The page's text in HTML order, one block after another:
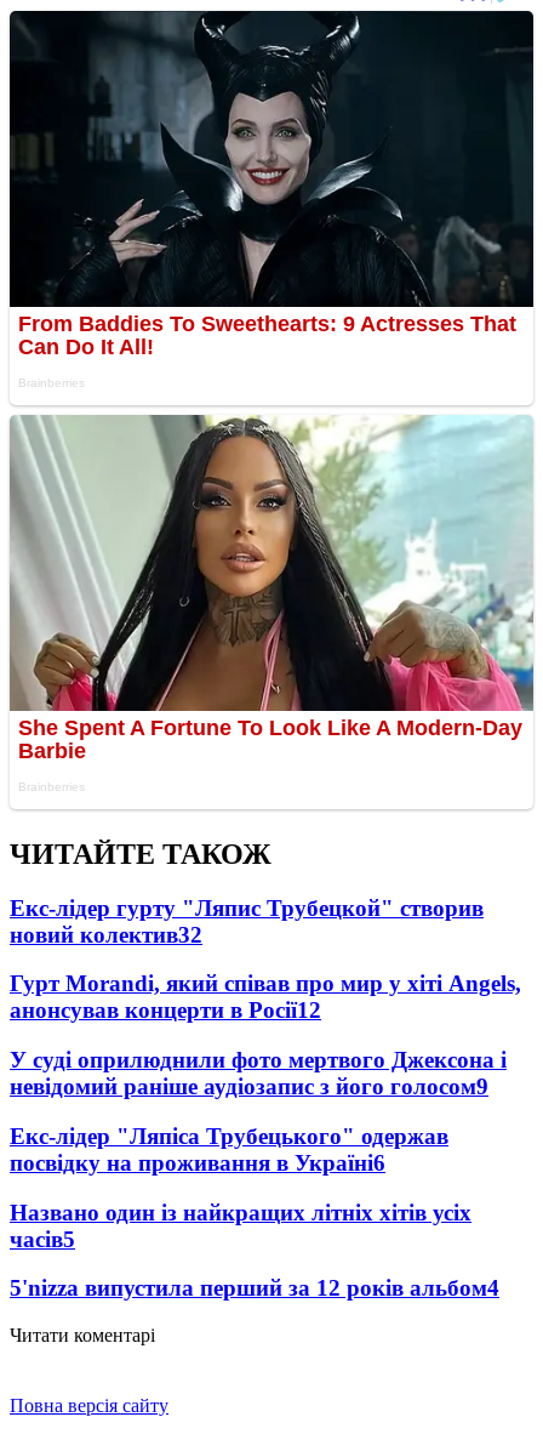
ЧИТАЙТЕ ТАКОЖ
Екс-лідер гурту "Ляпис Трубецкой" створив
новий колектив32
Гурт Morandi, який співав про мир у хіті Angels,
анонсував концерти в Росії12
У суді оприлюднили фото мертвого Джексона і
невідомий раніше аудіозапис з його голосом9
Екс-лідер "Ляпіса Трубецького" одержав
посвідку на проживання в Україні6
Названо один із найкращих літніх хітів усіх
часів5
5'nizza випустила перший за 12 років альбом4
Читати коментарі
Повна версія сайту